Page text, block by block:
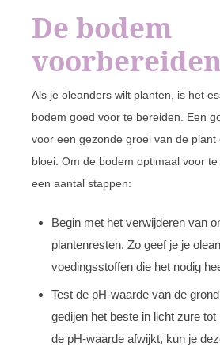
De bodem
Als je oleanders wilt planten, is het
bodem goed voor te bereiden. Een
voor een gezonde groei van de plant
bloei. Om de bodem optimaal voor
een aantal stappen:
Begin met het verwijderen van
plantenresten. Zo geef je je
voedingsstoffen die het nodig
Test de pH-waarde van de
gedijen het beste in licht zure tot
de pH-waarde afwijkt, kun je